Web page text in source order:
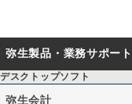
弥生製品・業務サポート
デスクトップソフト
弥生会計